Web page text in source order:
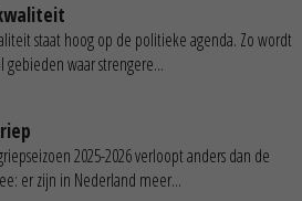
staat hoog op de politieke agenda. Zo wordt
gebieden waar strengere...
2025-2026 verloopt anders dan de
er zijn in Nederland meer...